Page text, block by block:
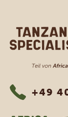
Tanzania
+49